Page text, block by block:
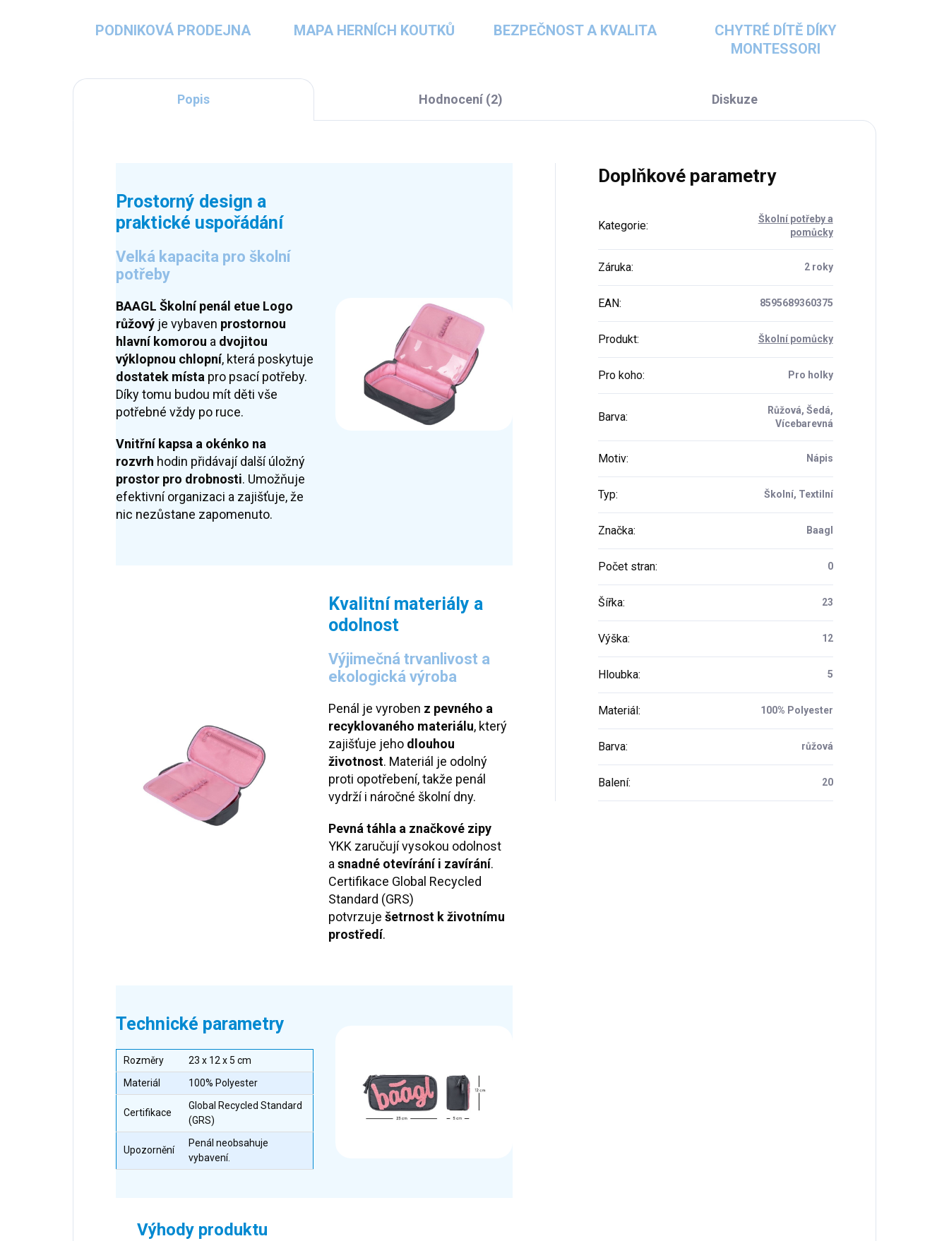
PODNIKOVÁ PRODEJNA MAPA HERNÍCH KOUTKŮ BEZPEČNOST A KVALITA
CHYTRÉ DÍTĚ DÍKY
MONTESSORI
Popis Hodnocení (2) Diskuze
Prostorný design a
praktické uspořádání
Velká kapacita pro školní
potřeby
BAAGL Školní penál etue Logo
růžový je vybaven prostornou
hlavní komorou a dvojitou
výklopnou chlopní, která poskytuje
dostatek místa pro psací potřeby.
Díky tomu budou mít děti vše
potřebné vždy po ruce.
Vnitřní kapsa a okénko na
rozvrh hodin přidávají další úložný
prostor pro drobnosti. Umožňuje
efektivní organizaci a zajišťuje, že
nic nezůstane zapomenuto.
Kvalitní materiály a
odolnost
Výjimečná trvanlivost a
ekologická výroba
Penál je vyroben z pevného a
recyklovaného materiálu, který
zajišťuje jeho dlouhou
životnost. Materiál je odolný
proti opotřebení, takže penál
vydrží i náročné školní dny.
Pevná táhla a značkové zipy
YKK zaručují vysokou odolnost
asnadné otevírání i zavírání.
Certifikace Global Recycled
Standard (GRS)
potvrzuje šetrnost k životnímu
prostředí.
Technické parametry
Rozměry
23 x 12 x 5 cm
Materiál
100% Polyester
Certifikace
Global Recycled Standard
(GRS)
Upozornění
Penál neobsahuje
vybavení.
Výhody produktu
Doplňkové parametry
Kategorie:
Školní potřeby a
pomůcky
Záruka: 2 roky
EAN: 8595689360375
Produkt: Školní pomůcky
Pro koho: Pro holky
Barva:
Růžová, Šedá,
Vícebarevná
Motiv: Nápis
Typ: Školní, Textilní
Značka: Baagl
Počet stran: 0
Šířka: 23
Výška: 12
Hloubka: 5
Materiál : 100% Polyester
Barva: růžová
Balení: 20